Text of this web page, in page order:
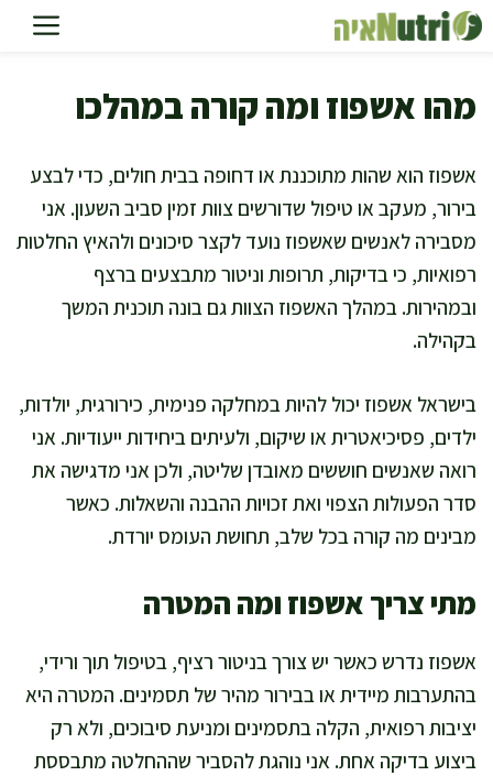
לדלג
לתוכן
מהו אשפוז ומה קורה במהלכו
אשפוז הוא שהות מתוכננת או דחופה בבית חולים, כדי לבצע
בירור, מעקב או טיפול שדורשים צוות זמין סביב השעון. אני
מסבירה לאנשים שאשפוז נועד לקצר סיכונים ולהאיץ החלטות
רפואיות, כי בדיקות, תרופות וניטור מתבצעים ברצף
ובמהירות. במהלך האשפוז הצוות גם בונה תוכנית המשך
בקהילה.
בישראל אשפוז יכול להיות במחלקה פנימית, כירורגית, יולדות,
ילדים, פסיכיאטרית או שיקום, ולעיתים ביחידות ייעודיות. אני
רואה שאנשים חוששים מאובדן שליטה, ולכן אני מדגישה את
סדר הפעולות הצפוי ואת זכויות ההבנה והשאלות. כאשר
מבינים מה קורה בכל שלב, תחושת העומס יורדת.
מתי צריך אשפוז ומה המטרה
אשפוז נדרש כאשר יש צורך בניטור רציף, בטיפול תוך ורידי,
בהתערבות מיידית או בבירור מהיר של תסמינים. המטרה היא
יציבות רפואית, הקלה בתסמינים ומניעת סיבוכים, ולא רק
ביצוע בדיקה אחת. אני נוהגת להסביר שההחלטה מתבססת